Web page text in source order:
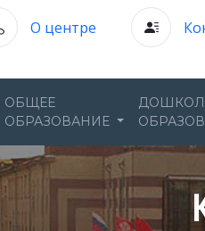
О центре
ОБЩЕЕ
ОБРАЗОВАНИЕ